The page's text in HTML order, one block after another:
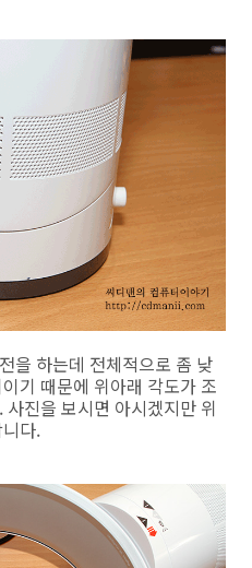
을 하는데 전체적으로 좀 낮
기 때문에 위아래 각도가 조
진을 보시면 아시겠지만 위
다.